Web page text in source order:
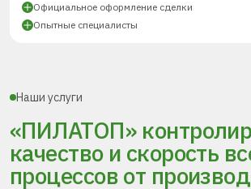
Официальное оформление сделки
Опытные специалисты
Наши услуги
«ПИЛАТОП»
качество и скорость
процессовот